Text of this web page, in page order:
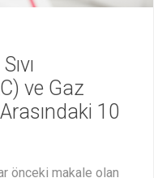
ve Gaz
10
önceki makale olan